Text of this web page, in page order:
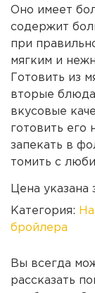
Оно имеет
содержит
при
мягким и
Готовить из
вторые
вкусовые
готовить его
запекать в
томить с
Цена указана
Категория:
бройлера
Вы всегда
рассказать